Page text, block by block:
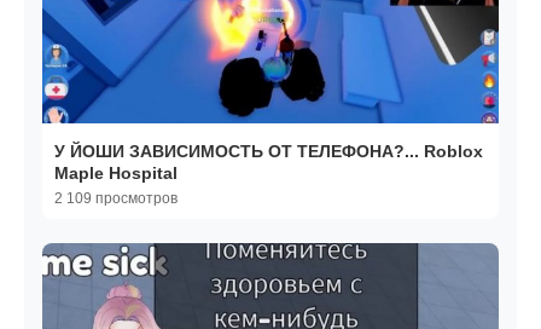
У ЙОШИ ЗАВИСИМОСТЬ ОТ ТЕЛЕФОНА?... Roblox
Maple Hospital
2 109 просмотров